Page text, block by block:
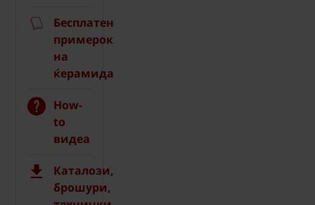
Бесплатен
примерок
на
ќерамида
How-
to
видеа
Каталози,
брошури,